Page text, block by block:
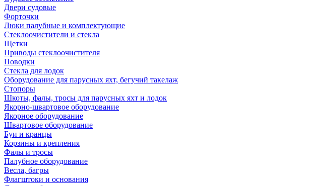
Двери судовые
Форточки
Люки палубные и комплектующие
Стеклоочистители и стекла
Щетки
Приводы стеклоочистителя
Поводки
Стекла для лодок
Оборудование для парусных яхт, бегучий такелаж
Стопоры
Шкоты, фалы, тросы для парусных яхт и лодок
Якорно-швартовое оборудование
Якорное оборудование
Швартовое оборудование
Буи и кранцы
Корзины и крепления
Фалы и тросы
Палубное оборудование
Весла, багры
Флагштоки и основания